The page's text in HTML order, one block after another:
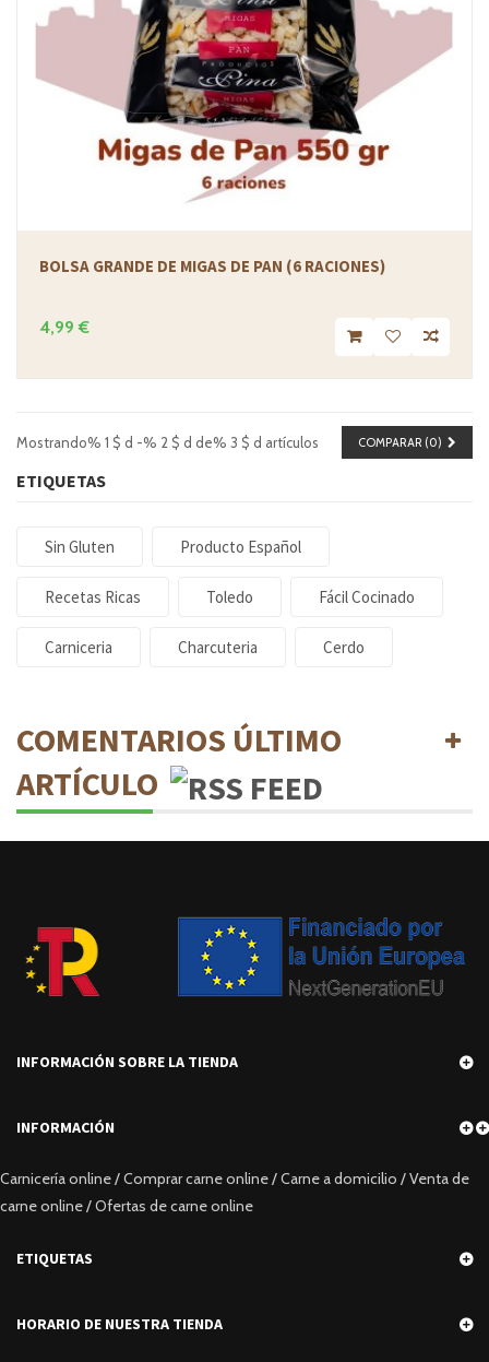
BOLSA GRANDE DE MIGAS DE PAN (6 RACIONES)
4,99 €
COMPARAR (0)
Mostrando% 1 $ d -% 2 $ d de% 3 $ d artículos
ETIQUETAS
Sin Gluten Producto Español
Recetas Ricas Toledo Fácil Cocinado
Carniceria Charcuteria Cerdo
COMENTARIOS ÚLTIMO
ARTÍCULO
INFORMACIÓN SOBRE LA TIENDA
INFORMACIÓN
Carnicería online / Comprar carne online / Carne a domicilio / Venta de
carne online / Ofertas de carne online
ETIQUETAS
HORARIO DE NUESTRA TIENDA